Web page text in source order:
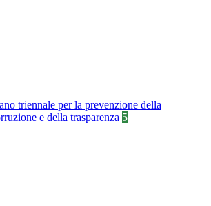
triennale per la prevenzione della
e della trasparenza 5